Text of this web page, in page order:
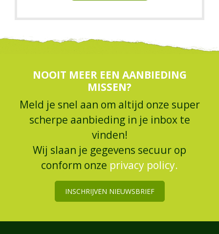
NOOIT MEER EEN AANBIEDING
MISSEN?
Meld je snel aan om altijd onze super
scherpe aanbieding in je inbox te
vinden!
Wij slaan je gegevens secuur op
conform onze privacy policy.
INSCHRIJVEN NIEUWSBRIEF